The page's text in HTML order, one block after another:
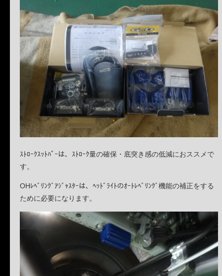
ｽﾄﾛｰｸｽｯﾄﾊﾟｰは、ｽﾄﾛｰｸ量の確保・底突き感の低減におススメで
す。
OHﾚﾍﾞﾘﾝｸﾞｱｼﾞｬｽﾀｰは、ﾍｯﾄﾞﾗｲﾄのｵｰﾄﾚﾍﾞﾘﾝｸﾞ機能の補正をする
ために必要になります。